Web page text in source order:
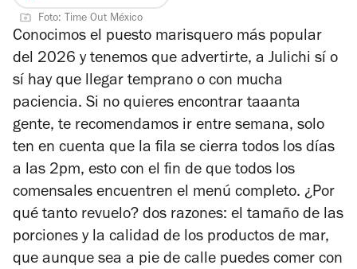
estrellas
Foto: Time Out México
Conocimos el puesto marisquero más popular
del 2026 y tenemos que advertirte, a Julichi sí o
sí hay que llegar temprano o con mucha
paciencia. Si no quieres encontrar taaanta
gente, te recomendamos ir entre semana, solo
ten en cuenta que la fila se cierra todos los días
a las 2pm, esto con el fin de que todos los
comensales encuentren el menú completo. ¿Por
qué tanto revuelo? dos razones: el tamaño de las
porciones y la calidad de los productos de mar,
que aunque sea a pie de calle puedes comer con